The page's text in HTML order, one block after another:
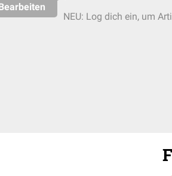
NEU: Log dich ein, um